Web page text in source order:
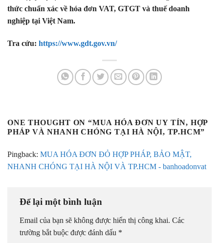
thức chuẩn xác về hóa đơn VAT, GTGT và thuế doanh
nghiệp tại Việt Nam.
Tra cứu: https://www.gdt.gov.vn/
ONE THOUGHT ON “MUA HÓA ĐƠN UY TÍN, HỢP
PHÁP VÀ NHANH CHÓNG TẠI HÀ NỘI, TP.HCM”
Pingback: MUA HÓA ĐƠN ĐỎ HỢP PHÁP, BẢO MẬT,
NHANH CHÓNG TẠI HÀ NỘI VÀ TP.HCM - banhoadonvat
Để lại một bình luận
Email của bạn sẽ không được hiển thị công khai. Các
trường bắt buộc được đánh dấu *